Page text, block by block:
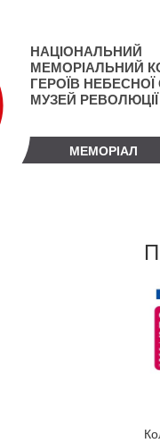
НАЦІОНАЛЬНИЙ
МЕМОРІАЛЬНИЙ
ГЕРОЇВ НЕБЕСНОЇ
МУЗЕЙ РЕВОЛЮЦІЇ
МЕМОРІАЛ